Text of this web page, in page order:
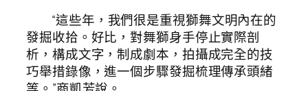
“這些年，我們很是重視獅舞文明內在的
發掘收拾。好比，對舞獅身手停止實際剖
析，構成文字，制成劇本，拍攝成完全的技
巧舉措錄像，進一個步驟發掘梳理傳承頭緒